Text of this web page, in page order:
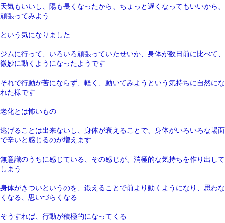
天気もいいし、陽も長くなったから、ちょっと遅くなってもいいから、
頑張ってみよう
という気になりました
ジムに行って、いろいろ頑張っていたせいか、身体が数日前に比べて、
微妙に動くようになったようです
それで行動が苦にならず、軽く、動いてみようという気持ちに自然にな
れた様です
老化とは怖いもの
逃げることは出来ないし、身体が衰えることで、身体がいろいろな場面
で辛いと感じるのが増えます
無意識のうちに感じている、その感じが、消極的な気持ちを作り出して
しまう
身体がきついというのを、鍛えることで前より動くようになり、思わな
くなる、思いづらくなる
そうすれば、行動が積極的になってくる